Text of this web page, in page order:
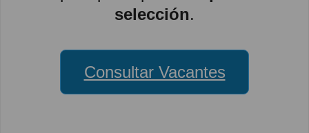
selección.
Consultar Vacantes